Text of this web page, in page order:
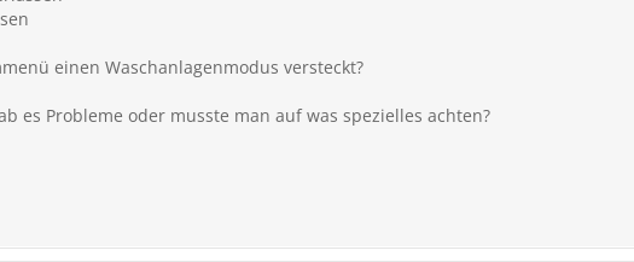
einen Waschanlagenmodus versteckt?
es Probleme oder musste man auf was spezielles achten?